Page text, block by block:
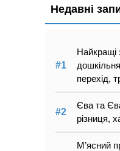
Недавні
Найкращі
перехід,
Єва та
різниця,
М’ясний